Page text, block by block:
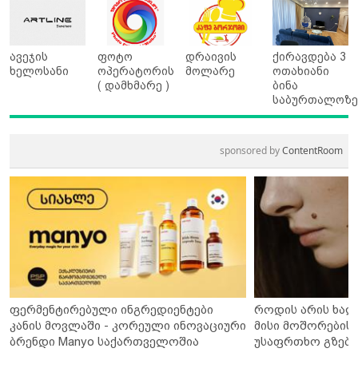
ავეჯის
ხელოსანი
ფოტო
ოპერატორის
( დამხმარე )
დრაივის
მოლარე
ქირავდება 3
ოთახიანი
ბინა
საბურთალოზე
sponsored byContentRoom
ფერმენტირებული ინგრედიენტები
კანის მოვლაში - კორეული ინოვაციური
ბრენდი Manyo საქართველოშია
როდის არის
მისი მოშორების
უსაფრთხო გზები